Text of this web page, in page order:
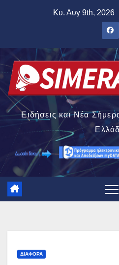
Κυ. Αυγ 9th, 2026
Ειδήσεις και Νέα
ΔΙΆΦΟΡΑ